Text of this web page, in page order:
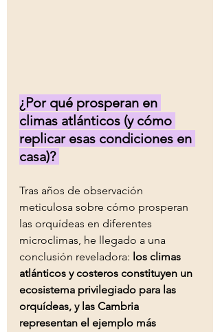
¿Por qué prosperan en
climas atlánticos (y cómo
replicar esas condiciones en
casa)?
Tras años de observación
meticulosa sobre cómo prosperan
las orquídeas en diferentes
microclimas, he llegado a una
conclusión reveladora: los climas
atlánticos y costeros constituyen un
ecosistema privilegiado para las
orquídeas, y las Cambria
representan el ejemplo más